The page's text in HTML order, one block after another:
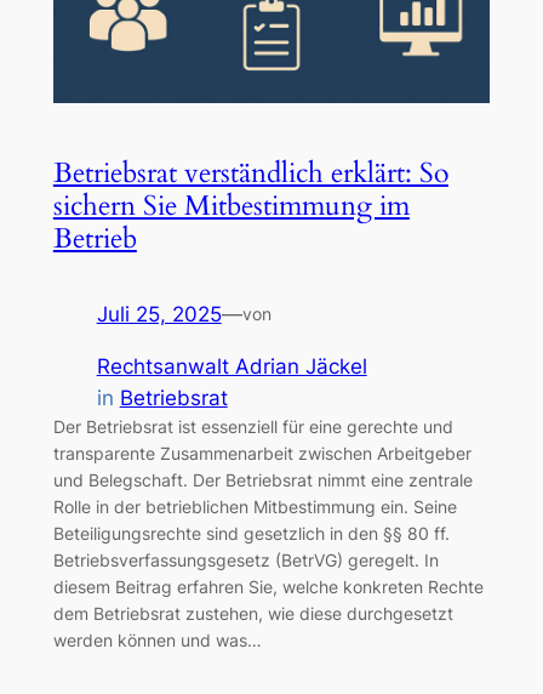
Betriebsrat verständlich erklärt: So
sichern Sie Mitbestimmung im
Betrieb
Juli 25, 2025—von
Rechtsanwalt Adrian Jäckel
in Betriebsrat
Der Betriebsrat ist essenziell für eine gerechte und
transparente Zusammenarbeit zwischen Arbeitgeber
und Belegschaft. Der Betriebsrat nimmt eine zentrale
Rolle in der betrieblichen Mitbestimmung ein. Seine
Beteiligungsrechte sind gesetzlich in den §§ 80 ff.
Betriebsverfassungsgesetz (BetrVG) geregelt. In
diesem Beitrag erfahren Sie, welche konkreten Rechte
dem Betriebsrat zustehen, wie diese durchgesetzt
werden können und was…